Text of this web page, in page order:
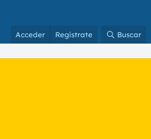
Acceder Regístrate Buscar